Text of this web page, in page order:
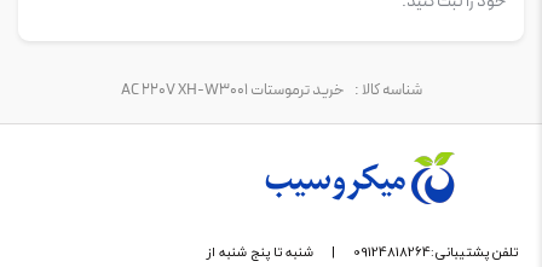
شناسه کالا : خرید ترموستات AC 220V XH-W3001
تلفن پشتیبانی:09124818264 |
شنبه تا پنج شنبه از